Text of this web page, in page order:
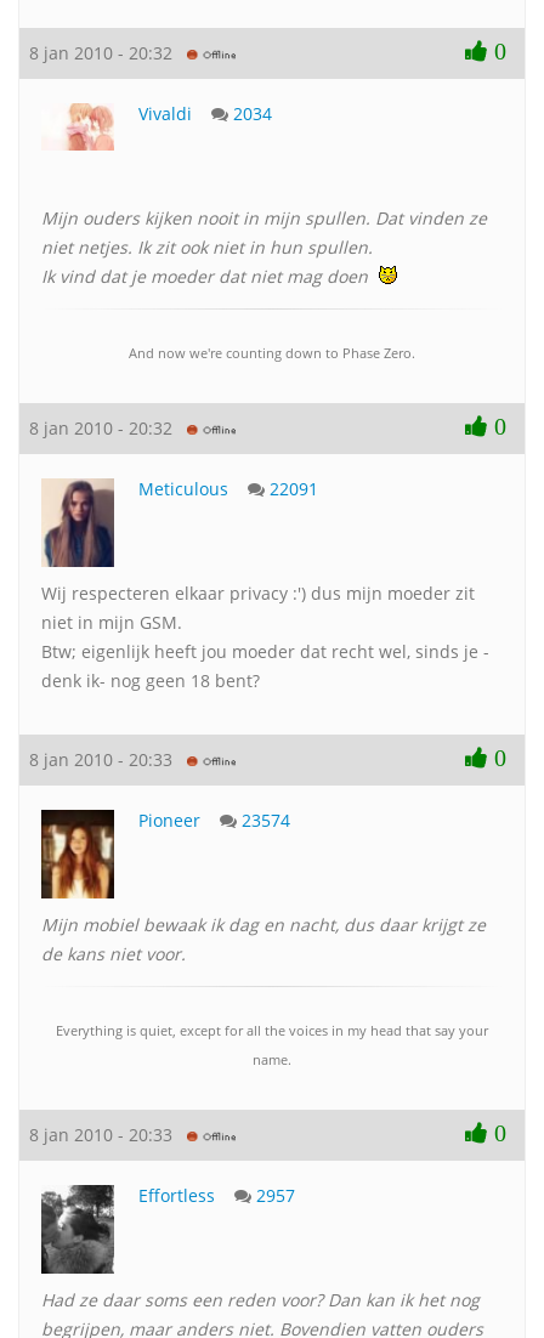
8 jan 2010 - 20:32 0
Vivaldi 2034
Mijn ouders kijken nooit in mijn spullen. Dat vinden ze
niet netjes. Ik zit ook niet in hun spullen.
Ik vind dat je moeder dat niet mag doen
And now we're counting down to Phase Zero.
8 jan 2010 - 20:32 0
Meticulous 22091
Wij respecteren elkaar privacy :') dus mijn moeder zit
niet in mijn GSM.
Btw; eigenlijk heeft jou moeder dat recht wel, sinds je -
denk ik- nog geen 18 bent?
8 jan 2010 - 20:33 0
Pioneer 23574
Mijn mobiel bewaak ik dag en nacht, dus daar krijgt ze
de kans niet voor.
Everything is quiet, except for all the voices in my head that say your
name.
8 jan 2010 - 20:33 0
Effortless 2957
Had ze daar soms een reden voor? Dan kan ik het nog
begrijpen, maar anders niet. Bovendien vatten ouders